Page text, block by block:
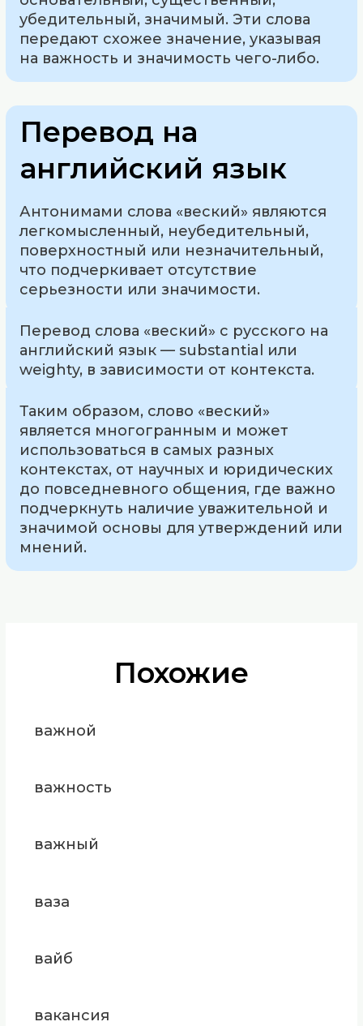
убедительный, значимый. Эти слова
передают схожее значение, указывая
на важность и значимость чего-либо.
Перевод на
английский язык
Антонимами слова «веский» являются
легкомысленный, неубедительный,
поверхностный или незначительный,
что подчеркивает отсутствие
серьезности или значимости.
Перевод слова «веский» с русского на
английский язык — substantial или
weighty, в зависимости от контекста.
Таким образом, слово «веский»
является многогранным и может
использоваться в самых разных
контекстах, от научных и юридических
до повседневного общения, где важно
подчеркнуть наличие уважительной и
значимой основы для утверждений или
мнений.
Похожие
важной
важность
важный
ваза
вайб
вакансия